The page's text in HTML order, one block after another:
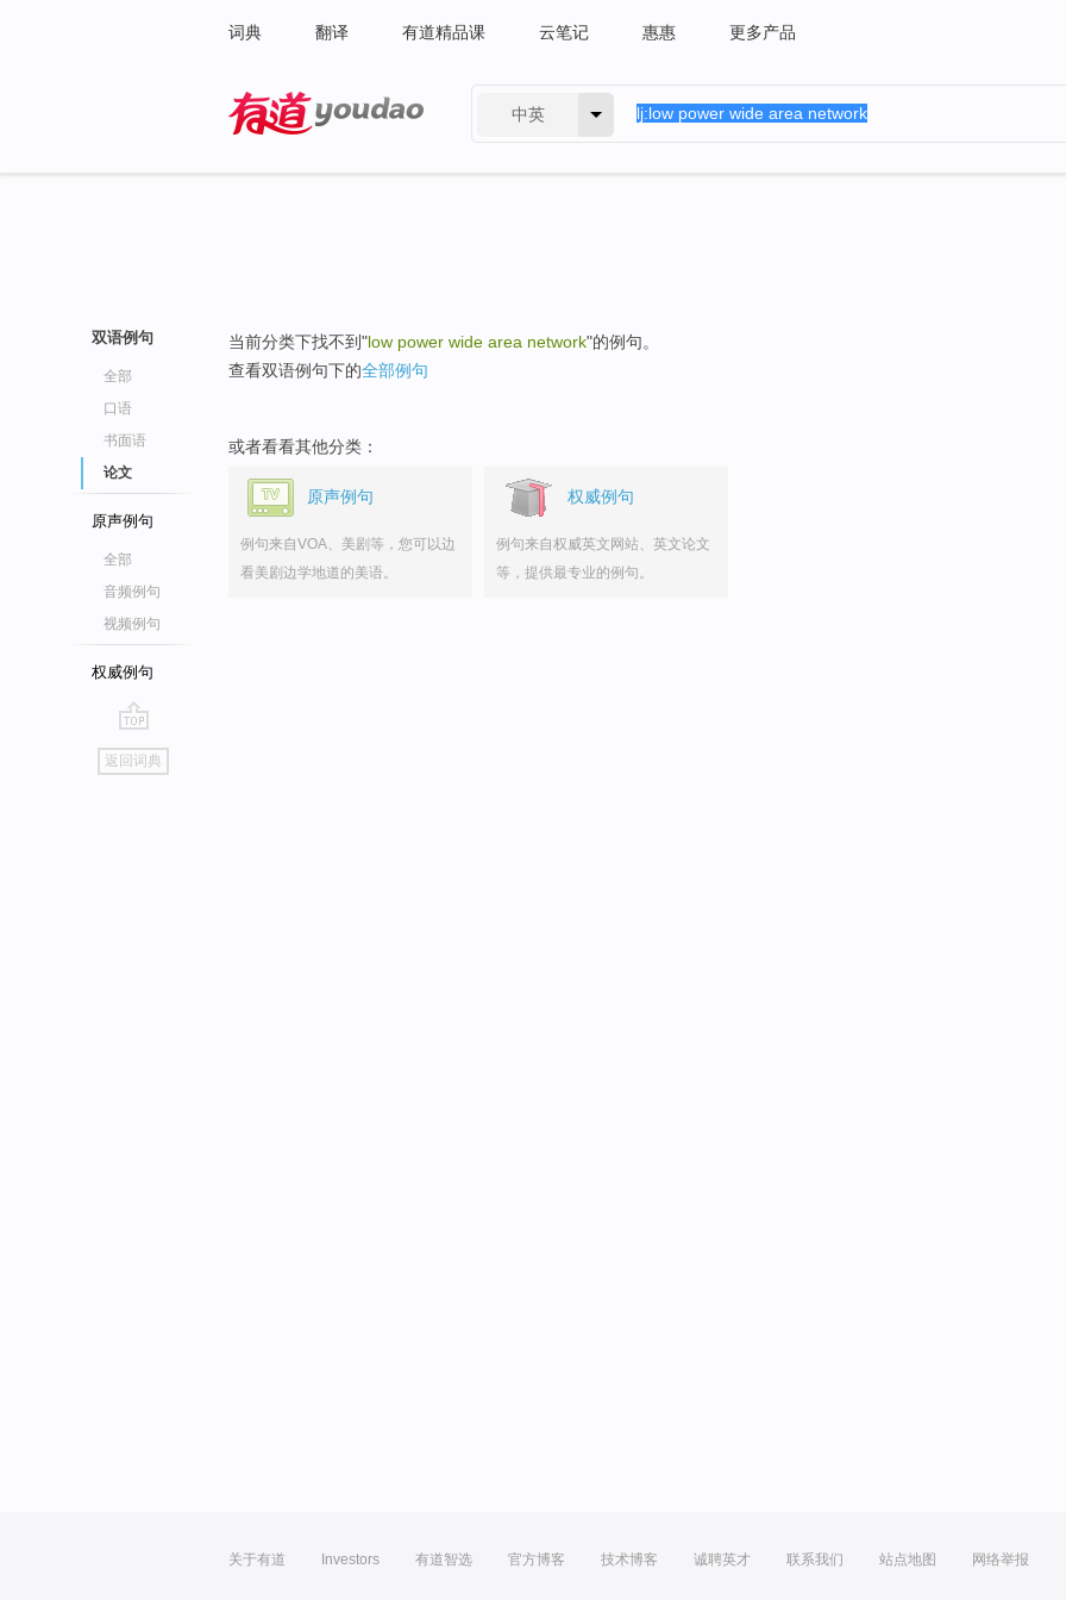
词典 翻译 有道精品课 云笔记 惠惠 更多产品
中英
双语例句
全部
口语
书面语
论文
原声例句
全部
音频例句
视频例句
权威例句
go
top
返回词典
当前分类下找不到"low power wide area network"的例句。
查看双语例句下的全部例句
或者看看其他分类：
原声例句
例句来自VOA、美剧等，您可以边
看美剧边学地道的美语。
权威例句
例句来自权威英文网站、英文论文
等，提供最专业的例句。
关于有道 Investors 有道智选 官方博客 技术博客 诚聘英才 联系我们 站点地图 网络举报